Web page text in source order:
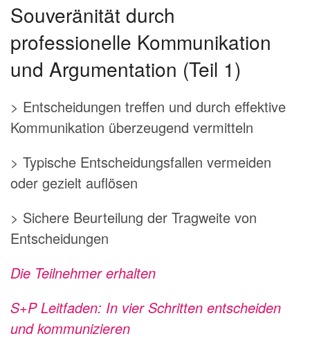
Souveränität durch
professionelle Kommunikation
und Argumentation (Teil 1)
> Entscheidungen treffen und durch effektive
Kommunikation überzeugend vermitteln
> Typische Entscheidungsfallen vermeiden
oder gezielt auflösen
> Sichere Beurteilung der Tragweite von
Entscheidungen
Die Teilnehmer erhalten
S+P Leitfaden: In vier Schritten entscheiden
und kommunizieren